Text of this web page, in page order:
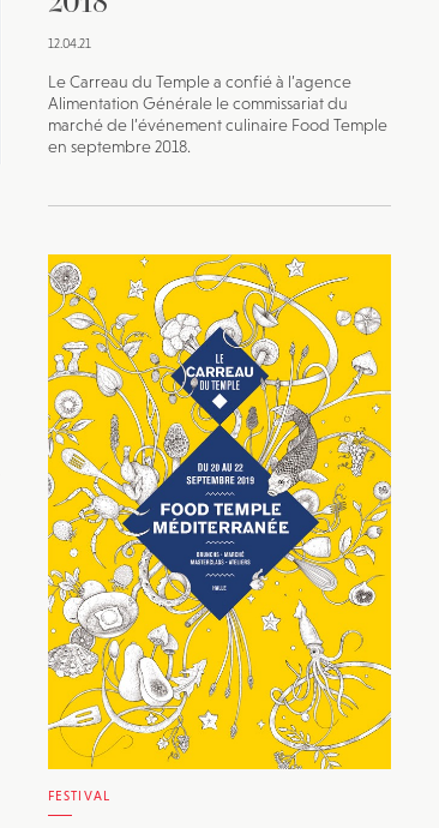
12.04.21
Le Carreau du Temple a confié à l’agence
Alimentation Générale le commissariat du
marché de l’événement culinaire Food Temple
en septembre 2018.
FESTIVAL